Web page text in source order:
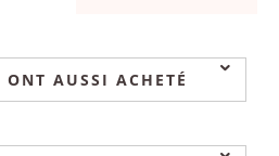
ONT AUSSI ACHETÉ